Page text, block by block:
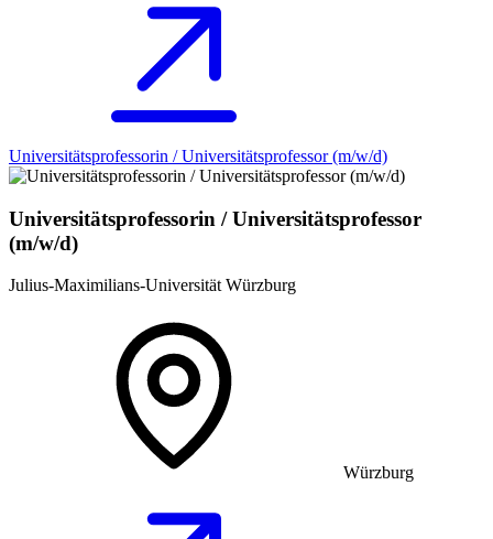
Universitätsprofessorin / Universitätsprofessor (m/w/d)
Universitätsprofessorin / Universitätsprofessor
(m/w/d)
Julius-Maximilians-Universität Würzburg
Würzburg